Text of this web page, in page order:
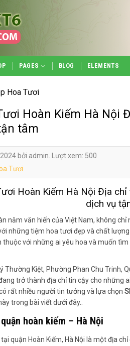
PAGES BLOG ELEMENTS
Hoa Tươi
Hoàn Kiếm Hà Nội
tâm
bởi admin. Lượt xem: 500
Tươi
Hoàn Kiếm Hà Nội Địa
dịch vụ
năm văn hiến của Việt Nam, không
những tiệm hoa tươi đẹp và chất lượng
thuộc với những ai yêu hoa và muốn
Thường Kiệt, Phường Phan Chu Trinh,
trở thành địa chỉ tin cậy cho những
rất nhiều người tin tưởng và lựa chọn
trong bài viết dưới đây..
hoàn kiếm – Hà Nội
quận Hoàn Kiếm, Hà Nội là một địa